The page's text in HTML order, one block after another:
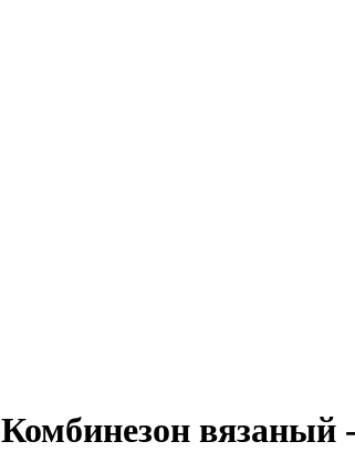
Комбинезон вязаный